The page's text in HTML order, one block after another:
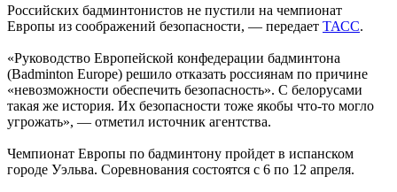
Российских бадминтонистов не пустили на чемпионат
Европы из соображений безопасности, — передает ТАСС.
«Руководство Европейской конфедерации бадминтона
(Badminton Europe) решило отказать россиянам по причине
«невозможности обеспечить безопасность». С белорусами
такая же история. Их безопасности тоже якобы что-то могло
угрожать», — отметил источник агентства.
Чемпионат Европы по бадминтону пройдет в испанском
городе Уэльва. Соревнования состоятся с 6 по 12 апреля.